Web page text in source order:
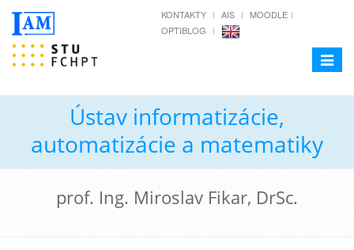
KONTAKTY AIS
MOODLE
OPTIBLOG
Toggle
Ústav informatizácie,
automatizácie a matematiky
prof. Ing. Miroslav Fikar, DrSc.